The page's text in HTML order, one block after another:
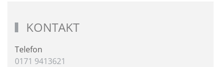
KONTAKT
Telefon
0171 9413621